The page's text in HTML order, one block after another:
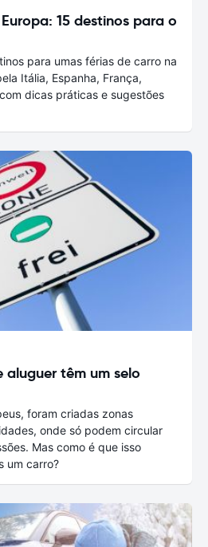
15 destinos para o
para umas férias de carro na
Itália, Espanha, França,
dicas práticas e sugestões
aluguer têm um selo
foram criadas zonas
onde só podem circular
Mas como é que isso
um carro?